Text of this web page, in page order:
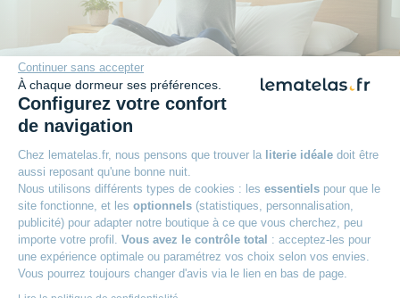
Continuer sans accepter
À chaque dormeur ses préférences.
Configurez votre confort
de navigation
Chez lematelas.fr, nous pensons que trouver la literie idéale doit être
aussi reposant qu'une bonne nuit.
Nous utilisons différents types de cookies : les essentiels pour que le
site fonctionne, et les optionnels (statistiques, personnalisation,
publicité) pour adapter notre boutique à ce que vous cherchez, peu
importe votre profil. Vous avez le contrôle total : acceptez-les pour
une expérience optimale ou paramétrez vos choix selon vos envies.
Vous pourrez toujours changer d'avis via le lien en bas de page.
Plus qu'une promesse
Garantie 7 ans +
100 nuits d’essai sur les matelas
Paiement en 3x sans frais avec Oney